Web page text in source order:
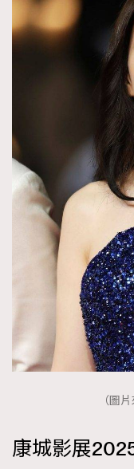
（圖
康城影展